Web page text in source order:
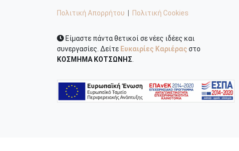
Πολιτική Απορρήτου Πολιτική Cookies
Είμαστε πάντα θετικοί σε νέες ιδέες και
συνεργασίες. Δείτε Ευκαιρίες Καριέραςστο
ΚΟΣΜΗΜΑ ΚΟΤΣΩΝΗΣ